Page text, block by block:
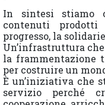
In sintesi stiamo
contenuti
progresso, la
Un’infrastruttura
la frammentazione
per costruire un
È un’iniziativa che
servizio perché